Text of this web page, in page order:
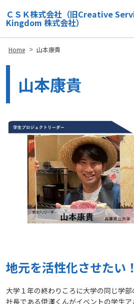
ＣＳＫ株式会社（旧Creative
Kingdom 株式会社）
Home > 山本康貴
山本康貴
地元を活性化させたい！
大学１年の終わりころに大学の同じ学
社長である伊澤くんがイベントの学生
Site
Footer